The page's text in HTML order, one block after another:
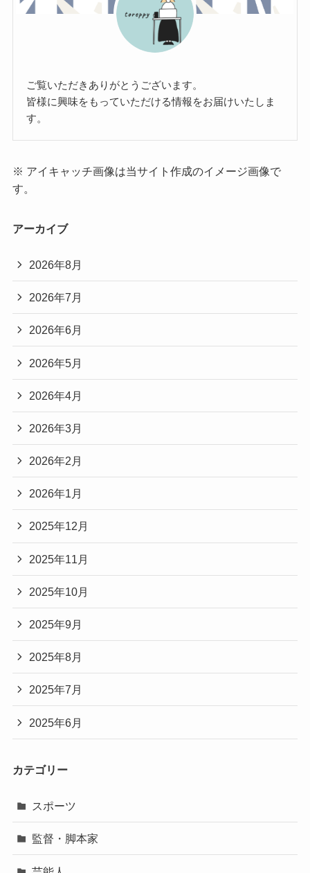
ご覧いただきありがとうございます。
皆様に興味をもっていただける情報をお届けいたしま
す。
※ アイキャッチ画像は当サイト作成のイメージ画像で
す。
アーカイブ
2026年8月
2026年7月
2026年6月
2026年5月
2026年4月
2026年3月
2026年2月
2026年1月
2025年12月
2025年11月
2025年10月
2025年9月
2025年8月
2025年7月
2025年6月
カテゴリー
スポーツ
監督・脚本家